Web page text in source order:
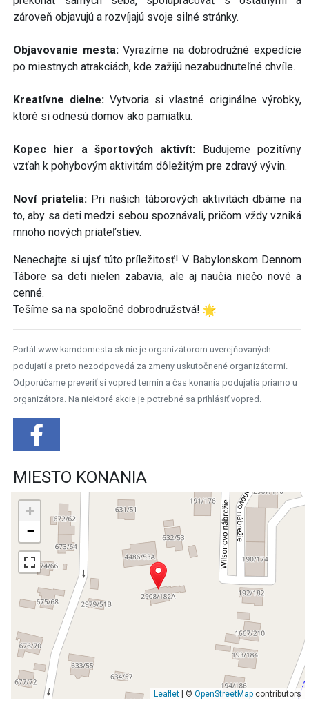
zároveň objavujú a rozvíjajú svoje silné stránky.
Objavovanie mesta:Vyrazíme na dobrodružné expedície
po miestnych atrakciách, kde zažijú nezabudnuteľné chvíle.
Kreatívne dielne: Vytvoria si vlastné originálne výrobky,
ktoré si odnesú domov ako pamiatku.
Kopec hier a športových aktivít: Budujeme pozitívny
vzťah k pohybovým aktivitám dôležitým pre zdravý vývin.
Noví priatelia:Pri našich táborových aktivitách dbáme na
to, aby sa deti medzi sebou spoznávali, pričom vždy vzniká
mnoho nových priateľstiev.
Nenechajte si ujsť túto príležitosť! V Babylonskom Dennom
Tábore sa deti nielen zabavia, ale aj naučia niečo nové a
cenné.
Tešíme sa na spoločné dobrodružstvá!
Portál www.kamdomesta.sk nie je organizátorom uverejňovaných
podujatí a preto nezodpovedá za zmeny uskutočnené organizátormi.
Odporúčame preveriť si vopred termín a čas konania podujatia priamo u
organizátora. Na niektoré akcie je potrebné sa prihlásiť vopred.
MIESTO KONANIA
+
−
Leaflet| © OpenStreetMapcontributors